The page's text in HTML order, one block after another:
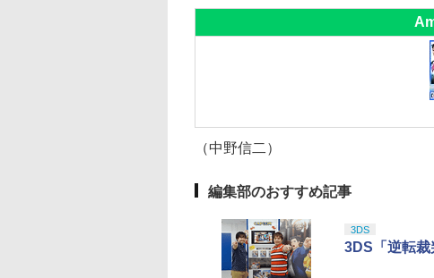
（中野信二）
編集部のおすすめ記事
3DS
3DS「逆転